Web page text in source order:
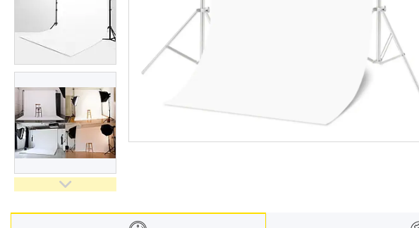
Поворотні столики
Все для предметної зйомки
Лайтбокси, фотобокси
Кільцеві лампи, товари для
Світлодіодні LED-панель,
відеосвітло
Підсвічування, накамерне
світло
Штативи для фотоапаратів і
відеокамер
Стедіками, стабілізатори
Моноподи